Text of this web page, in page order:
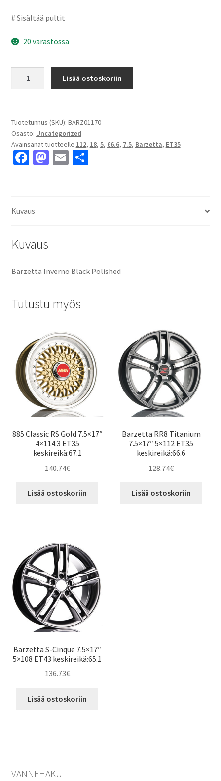
# Sisältää pultit
20 varastossa
7.5x18"
5x112
ET35
keskireikä:66.6
Lisää ostoskoriin
Tuotetunnus (SKU): BARZ01170
Osasto: Uncategorized
Avainsanat tuotteelle 112, 18, 5, 66.6, 7.5, Barzetta, ET35
Fa
o
M E S
Kuvaus
Kuvaus
Barzetta Inverno Black Polished
Tutustu myös
885 Classic RS Gold 7.5×17″
4×114.3 ET35
keskireikä:67.1
140.74€
Lisää ostoskoriin
Barzetta RR8 Titanium
7.5×17″ 5×112 ET35
keskireikä:66.6
128.74€
Lisää ostoskoriin
Barzetta S-Cinque 7.5×17″
5×108 ET43 keskireikä:65.1
136.73€
Lisää ostoskoriin
VANNEHAKU